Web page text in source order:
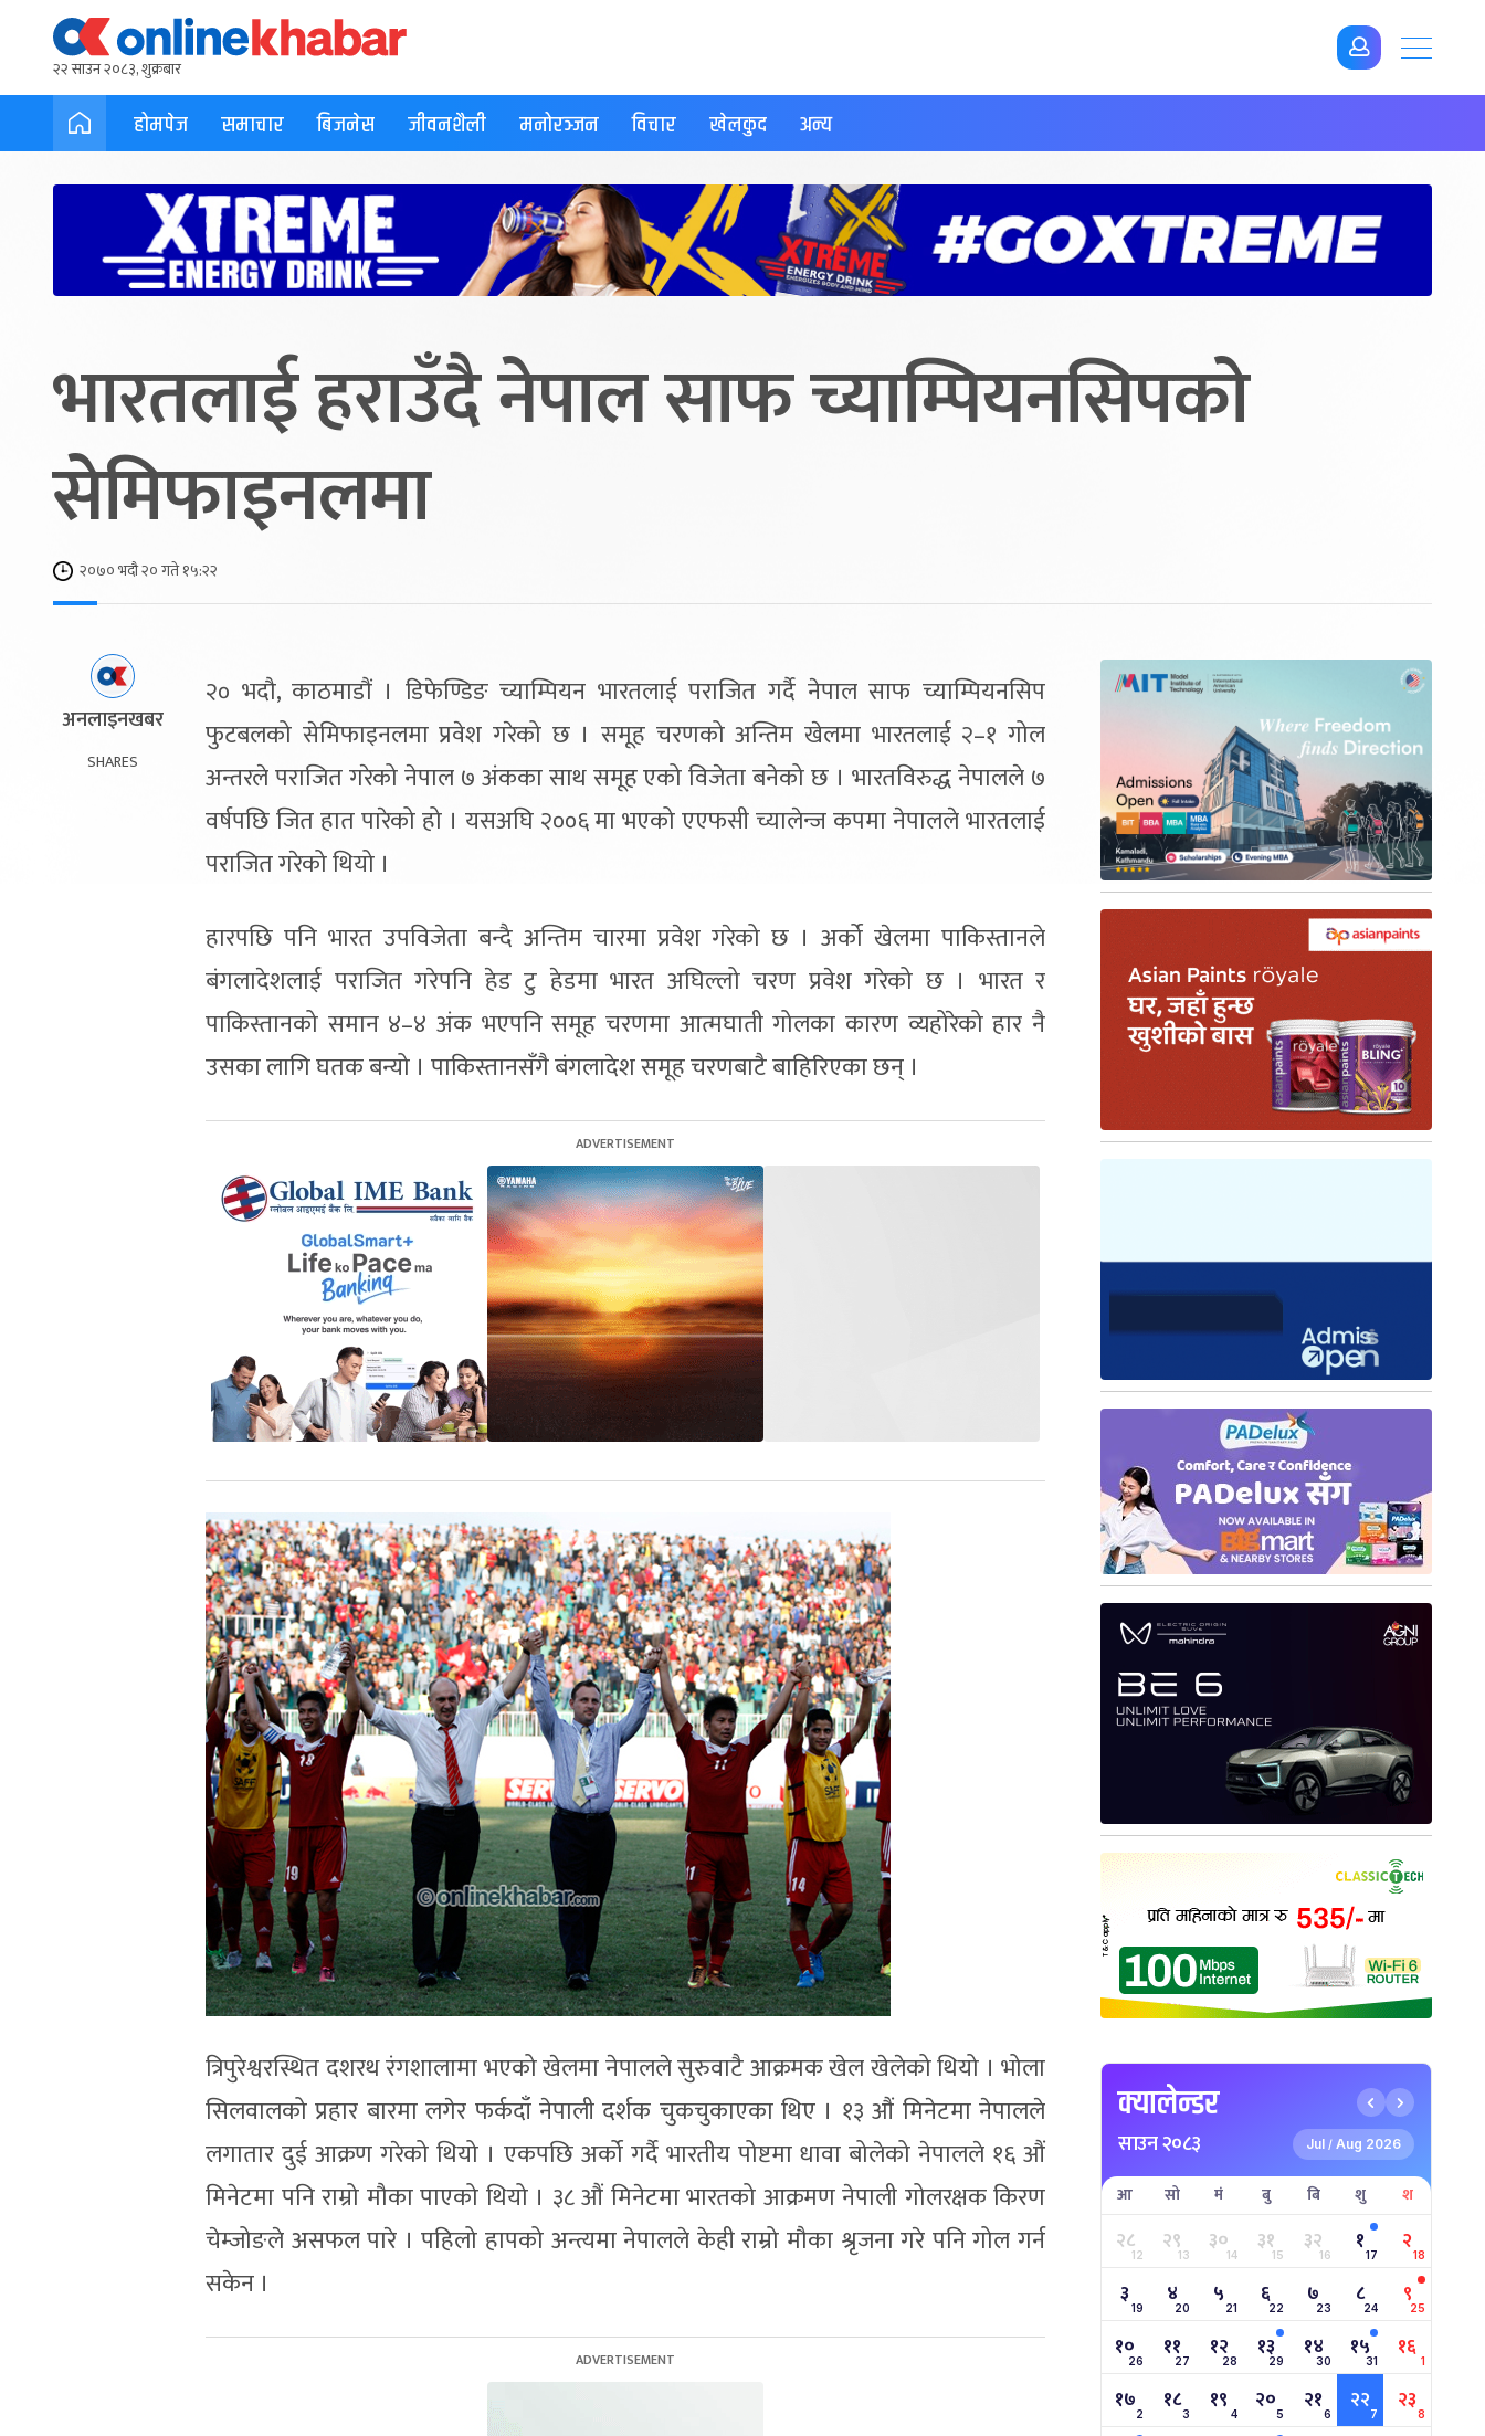
२२ साउन २०८३, शुक्रबार
होमपेज समाचार बिजनेस जीवनशैली मनोरञ्जन विचार खेलकुद अन्य
भारतलाई हराउँदै नेपाल साफ च्याम्पियनसिपको
सेमिफाइनलमा
२०७० भदौ २० गते १५:२२
अनलाइनखबर
SHARES
२० भदौ, काठमाडौं । डिफेण्डिङ च्याम्पियन भारतलाई पराजित गर्दै नेपाल साफ च्याम्पियनसिप
फुटबलको सेमिफाइनलमा प्रवेश गरेको छ । समूह चरणको अन्तिम खेलमा भारतलाई २–१ गोल
अन्तरले पराजित गरेको नेपाल ७ अंकका साथ समूह एको विजेता बनेको छ । भारतविरुद्ध नेपालले ७
वर्षपछि जित हात पारेको हो । यसअघि २००६ मा भएको एएफसी च्यालेन्ज कपमा नेपालले भारतलाई
पराजित गरेको थियो ।
हारपछि पनि भारत उपविजेता बन्दै अन्तिम चारमा प्रवेश गरेको छ । अर्को खेलमा पाकिस्तानले
बंगलादेशलाई पराजित गरेपनि हेड टु हेडमा भारत अघिल्लो चरण प्रवेश गरेको छ । भारत र
पाकिस्तानको समान ४–४ अंक भएपनि समूह चरणमा आत्मघाती गोलका कारण व्यहोरेको हार नै
उसका लागि घतक बन्यो । पाकिस्तानसँगै बंगलादेश समूह चरणबाटै बाहिरिएका छन् ।
त्रिपुरेश्वरस्थित दशरथ रंगशालामा भएको खेलमा नेपालले सुरुवाटै आक्रमक खेल खेलेको थियो । भोला
सिलवालको प्रहार बारमा लगेर फर्कदाँ नेपाली दर्शक चुकचुकाएका थिए । १३ औं मिनेटमा नेपालले
लगातार दुई आक्रण गरेको थियो । एकपछि अर्को गर्दै भारतीय पोष्टमा धावा बोलेको नेपालले १६ औं
मिनेटमा पनि राम्रो मौका पाएको थियो । ३८ औं मिनेटमा भारतको आक्रमण नेपाली गोलरक्षक किरण
चेम्जोङले असफल पारे । पहिलो हापको अन्त्यमा नेपालले केही राम्रो मौका श्रृजना गरे पनि गोल गर्न
सकेन ।
क्यालेन्डर
साउन २०८३ Jul / Aug 2026
आ सो मं बु बि शु श
२८12 २९13 ३०14 ३१15 ३२16 १17 २18
३ 19 ४20 ५ 21 ६22 ७23 ८24 ९25
१०26 ११27 १२28 १३29 १४30 १५31 १६ 1
१७2 १८3 १९ 4 २०5 २१6 २२7 २३8